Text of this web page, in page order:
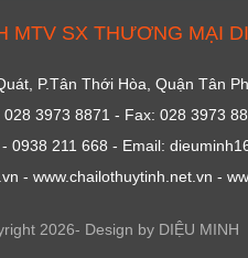
MTV SX THƯƠNG MẠI
P.Tân Thới Hòa, Quận Tân
3973 8871 - Fax: 028 3973
0938 211 668 - Email:
- www.chailothuytinh.net.vn -
2026- Design by DIỆU MINH